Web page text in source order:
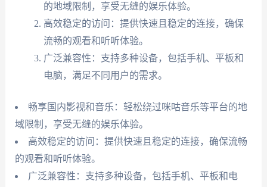
的地域限制，享受无缝的娱乐体验。
高效稳定的访问：提供快速且稳定的连接，确保
流畅的观看和听听体验。
广泛兼容性：支持多种设备，包括手机、平板和
电脑，满足不同用户的需求。
畅享国内影视和音乐：轻松绕过咪咕音乐等平台的地
域限制，享受无缝的娱乐体验。
高效稳定的访问：提供快速且稳定的连接，确保流畅
的观看和听听体验。
广泛兼容性：支持多种设备，包括手机、平板和电